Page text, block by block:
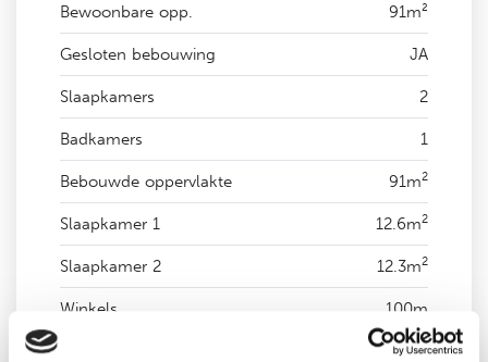
Bewoonbare opp. 91m²
Gesloten bebouwing JA
Slaapkamers 2
Badkamers 1
Bebouwde oppervlakte 91m2
Slaapkamer 1 12.6m2
Slaapkamer 2 12.3m2
Winkels 100m
350m